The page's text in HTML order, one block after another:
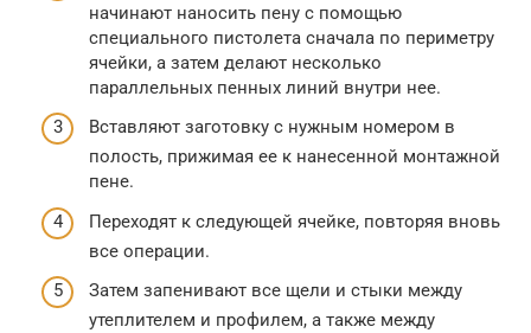
начинают наносить пену с помощью
специального пистолета сначала по периметру
ячейки, а затем делают несколько
параллельных пенных линий внутри нее.
Вставляют заготовку с нужным номером в
полость, прижимая ее к нанесенной монтажной
пене.
Переходят к следующей ячейке, повторяя вновь
все операции.
Затем запенивают все щели и стыки между
утеплителем и профилем, а также между